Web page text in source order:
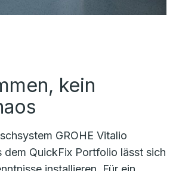
kein
GROHE Vitalio
dem QuickFix Portfolio lässt sich